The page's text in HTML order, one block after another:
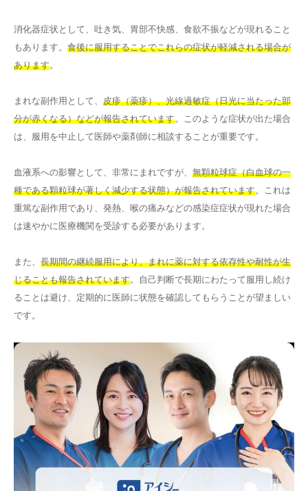
消化器症状として、吐き気、胃部不快感、食欲不振などが現れること
もあります。 食後に服用することでこれらの症状が軽減される場合が
あります。
まれな副作用として、 皮疹（薬疹）、光線過敏症（日光に当たった部
分が赤くなる）などが報告されています。このような症状が出た場合
は、服用を中止して医師や薬剤師に相談することが重要です。
血液系への影響として、非常にまれですが、 無顆粒球症（白血球の一
種である顆粒球が著しく減少する状態）が報告されています。これは
重篤な副作用であり、発熱、喉の痛みなどの感染症症状が現れた場合
は速やかに医療機関を受診する必要があります。
また、 長期間の継続服用により、まれに薬に対する依存性や耐性が生
じることも報告されています。自己判断で長期にわたって服用し続け
ることは避け、定期的に医師に状態を確認してもらうことが望ましい
です。